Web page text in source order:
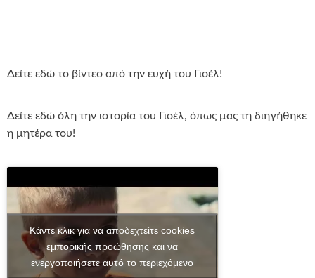
Δείτε εδώ το βίντεο από την ευχή του Γιοέλ!
Δείτε εδώ όλη την ιστορία του Γιοέλ, όπως μας τη διηγήθηκε
η μητέρα του!
Κάντε κλικ για να αποδεχτείτε cookies
εμπορικής προώθησης και να
ενεργοποιήσετε αυτό το περιεχόμενο